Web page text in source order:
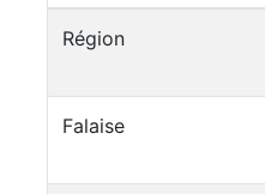
Région
Falaise